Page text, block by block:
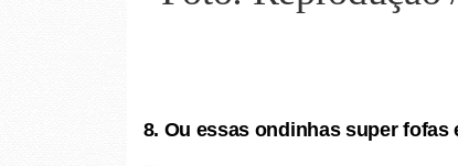
8. Ou essas ondinhas super fofas